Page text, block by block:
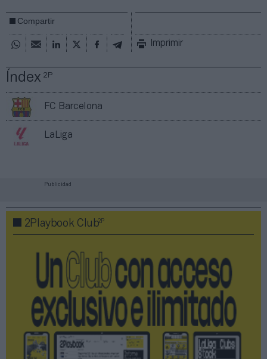
Índex2P
FC Barcelona
LaLiga
Compartir
Imprimir
Publicidad
2Playbook Club2P